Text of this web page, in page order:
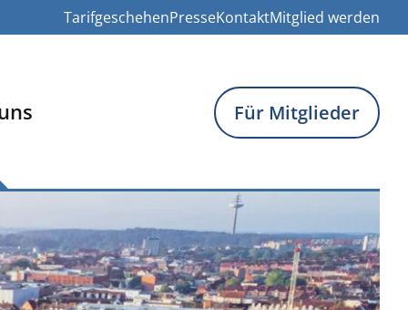
TarifgeschehenPresseKontaktMitglied werden
Für Mitglieder